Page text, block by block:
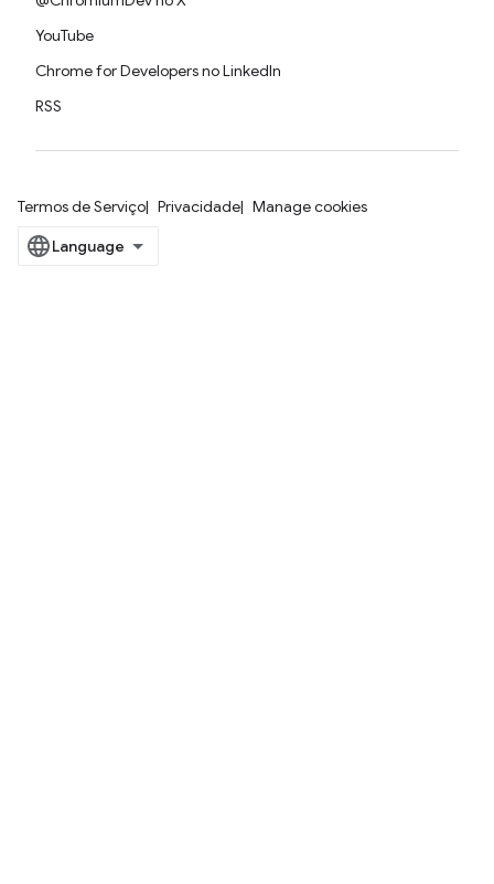
YouTube
Chrome for Developers no LinkedIn
RSS
Termos de Serviço Privacidade Manage cookies